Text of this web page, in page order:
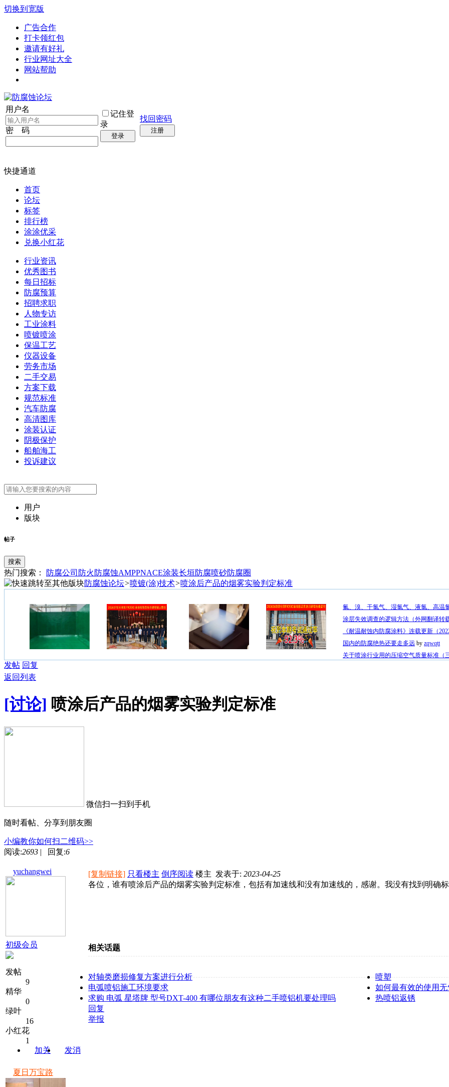
切换到宽版
广告合作
打卡领红包
邀请有好礼
行业网址大全
网站帮助
用户名
密 码
记住登
录
登录
找回密码
注册
快捷通道
首页
论坛
标签
排行榜
涂涂优采
兑换小红花
行业资讯
优秀图书
每日招标
防腐预算
招聘求职
人物专访
工业涂料
喷镀喷涂
保温工艺
仪器设备
劳务市场
二手交易
方案下载
规范标准
汽车防腐
高清图库
涂装认证
阴极保护
船舶海工
投诉建议
用户
版块
帖子
搜索
热门搜索： 防腐公司 防火 防腐蚀AMPPNACE涂装长垣防腐喷砂防腐圈
防腐蚀论坛>喷镀(涂)技术>喷涂后产品的烟雾实验判定标准
玻璃钢玻璃鳞片胶泥
氟、溴、干氯气、湿氯气、液氯、高温
涂层失效调查的逻辑方法（外网翻译转
《耐温耐蚀内防腐涂料》连载更新（
国内的防腐绝热还要走多远 by zqwqtt
关于喷涂行业用的压缩空气质量标准（
发帖 回复
返回列表
[讨论] 喷涂后产品的烟雾实验判定标准
微信扫一扫到手机
随时看帖、分享到朋友圈
小编教你如何扫二维码>>
阅读:2693 | 回复:6
yuchangwei
初级会员
发帖
9
精华
0
绿叶
16
小红花
1
加关
发消
[复制链接] 只看楼主 倒序阅读 楼主 发表于: 2023-04-25
各位，谁有喷涂后产品的烟雾实验判定标准，包括有加速线和没有加速线的，感谢。我没有找到明确
相关话题
对轴类磨损修复方案进行分析
喷塑
电弧喷铝施工环境要求
如何最有效的使用
求购 电弧 星塔牌 型号DXT-400 有哪位朋友有这种二手喷铝机要处理吗
热喷铝返锈
回复
举报
夏日万宝路